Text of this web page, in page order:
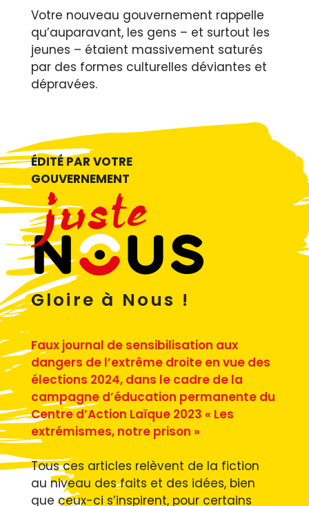
Votre nouveau gouvernement rappelle
qu’auparavant, les gens – et surtout les
jeunes – étaient massivement saturés
par des formes culturelles déviantes et
dépravées.
ÉDITÉ PAR VOTRE
GOUVERNEMENT
Gloire à Nous !
Faux journal de sensibilisation aux
dangers de l’extrême droite en vue des
élections 2024, dans le cadre de la
campagne d’éducation permanente du
Centre d’Action Laïque 2023 « Les
extrémismes, notre prison »
Tous ces articles relèvent de la fiction
au niveau des faits et des idées, bien
que ceux-ci s’inspirent, pour certains